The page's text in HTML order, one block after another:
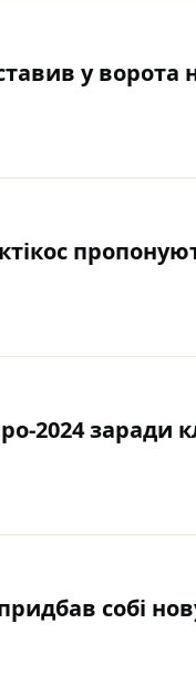
у ворота
2024 заради
собі